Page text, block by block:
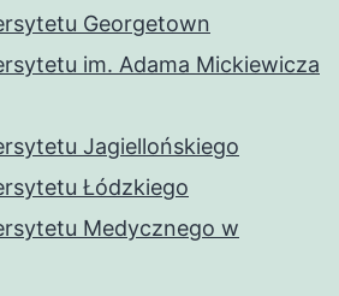
Georgetown
im. Adama Mickiewicza
Jagiellońskiego
Łódzkiego
Medycznego w